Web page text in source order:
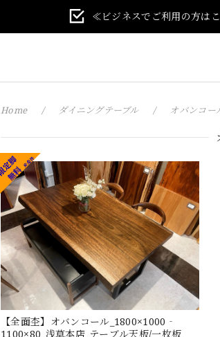
≪ビジネスでご利用の方は
Home ダイニングテーブル オバンコー
【全面杢】オバンコール_1800×1000‐
1100×80_浅草本店_テーブル天板/一枚板